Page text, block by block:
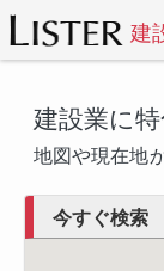
建
建設業に
地図や現在地
今すぐ検索